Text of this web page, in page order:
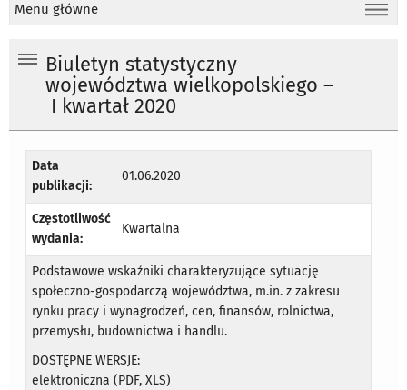
Menu główne
Biuletyn statystyczny
województwa wielkopolskiego –
I kwartał 2020
Data
publikacji:
01.06.2020
Częstotliwość
wydania:
Kwartalna
Podstawowe wskaźniki charakteryzujące sytuację
społeczno-gospodarczą województwa, m.in. z zakresu
rynku pracy i wynagrodzeń, cen, finansów, rolnictwa,
przemysłu, budownictwa i handlu.
DOSTĘPNE WERSJE:
elektroniczna (PDF, XLS)